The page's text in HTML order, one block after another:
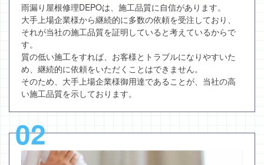
雨漏り屋根修理DEPOは、施工品質に自信があります。
大手上場企業様から継続的に多数の依頼を受注しており、
それが当社の施工品質を証明していると考えているからで
す。
質の低い施工をすれば、お客様とトラブルになりやすいた
め、継続的に依頼をいただくことはできません。
そのため、大手上場企業様御用達であることが、当社の高
い施工品質を示しております。
02